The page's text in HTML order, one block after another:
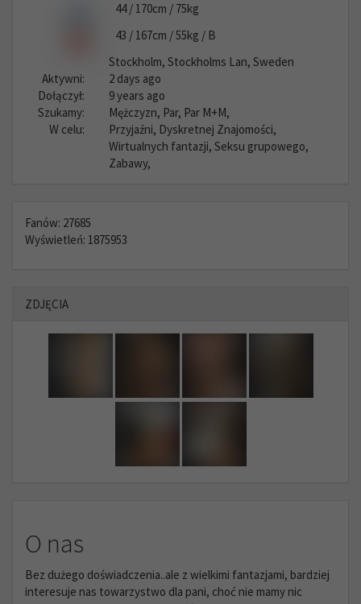
44 / 170cm / 75kg
43 / 167cm / 55kg / B
Stockholm, Stockholms Lan, Sweden
Aktywni:
2 days ago
Dołączył:
9 years ago
Szukamy:
Mężczyzn, Par, Par M+M,
W celu:
Przyjaźni, Dyskretnej Znajomości,
Wirtualnych fantazji, Seksu grupowego,
Zabawy,
Fanów: 27685
Wyświetleń: 1875953
ZDJĘCIA
O nas
Bez dużego doświadczenia..ale z wielkimi fantazjami, bardziej
interesuje nas towarzystwo dla pani, choć nie mamy nic